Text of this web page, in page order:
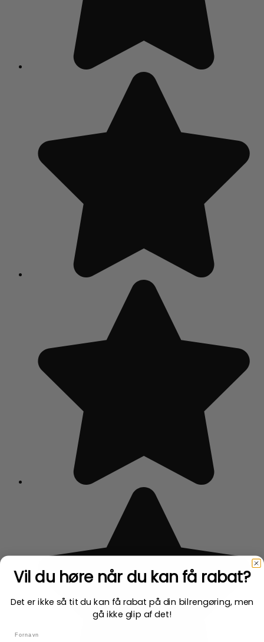
Vil du høre når du kan få rabat?
Det er ikke så tit du kan få rabat på din bilrengøring, men
gå ikke glip af det!